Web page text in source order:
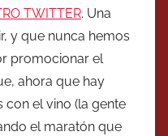
TWITTER. Una
y que nunca hemos
promocionar el
ahora que hay
con el vino (la gente
el maratón que